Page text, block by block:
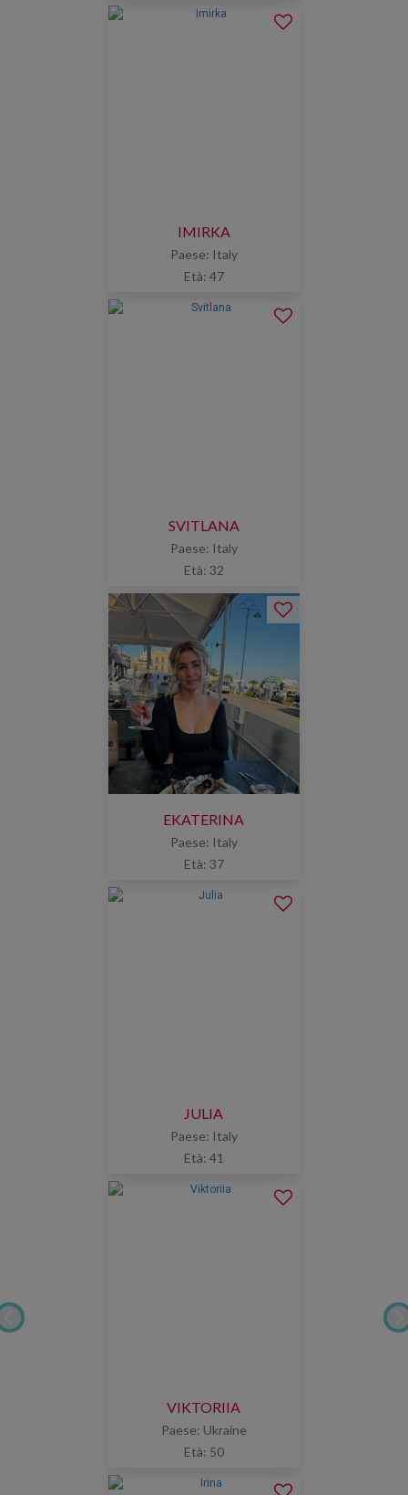
IMIRKA
Paese: Italy
Età: 47
SVITLANA
Paese: Italy
Età: 32
EKATERINA
Paese: Italy
Età: 37
JULIA
Paese: Italy
Età: 41
VIKTORIIA
Paese: Ukraine
Età: 50